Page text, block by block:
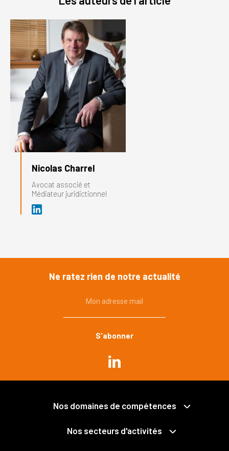
Nicolas Charrel
Avocat associé et
Médiateur juridictionnel
Ne ratez rien de notre actualité
Mon adresse mail
Nos domaines de compétences
Commande publique
Urbanisme, environnement
Immobilier, construction
Collectivités territoriales et intercommunalité
Fonction publique
Nos secteurs d'activités
Mobilités
Déchets